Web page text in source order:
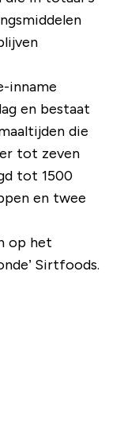
inname
en bestaat
die
tot zeven
tot 1500
en twee
op het
Sirtfoods.